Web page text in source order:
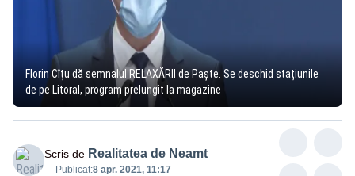
Florin Cîțu dă semnalul RELAXĂRII de Paște. Se deschid stațiunile
de pe Litoral, program prelungit la magazine
Scris de Realitatea de Neamt
Publicat:8 apr. 2021, 11:17